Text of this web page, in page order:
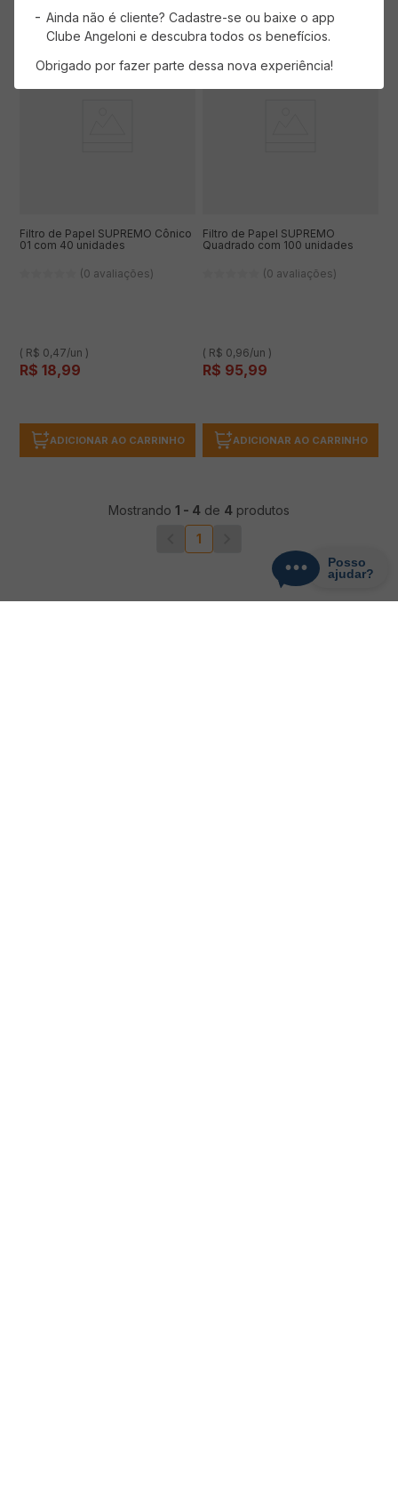
Filtro de Papel SUPREMO Cônico
01 com 40 unidades
(0 avaliações)
( R$ 0,47/un )
R$ 18,99
ADICIONAR AO CARRINHO
Filtro de Papel SUPREMO
Quadrado com 100 unidades
(0 avaliações)
( R$ 0,96/un )
R$ 95,99
ADICIONAR AO CARRINHO
Mostrando 1 - 4 de 4 produtos
1
Ainda não é cliente? Cadastre-se ou baixe o app
Clube Angeloni e descubra todos os benefícios.
Obrigado por fazer parte dessa nova experiência!